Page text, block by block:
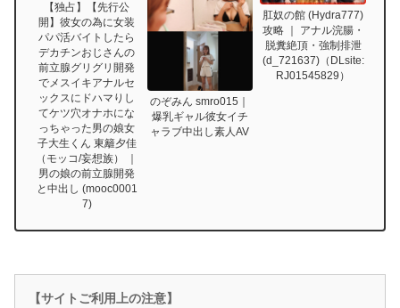
【独占】【先行公
開】彼女の為に女装
パパ活バイトしたら
デカチンおじさんの
前立腺グリグリ開発
でメスイキアナルセ
ックスにドハマりし
てケツ穴オナホにな
っちゃった男の娘女
子大生くん 東籬夕佳
（モッコ/妄想族） ｜
男の娘の前立腺開発
と中出し (mooc0001
7)
のぞみん smro015｜
爆乳ギャル彼女イチ
ャラブ中出し素人AV
肛奴の館 (Hydra777)
攻略 ｜ アナル浣腸・
脱糞絶頂・強制排泄
(d_721637)（DLsite:
RJ01545829）
【サイトご利用上の注意】